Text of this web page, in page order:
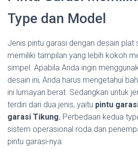
Type dan Model
Jenis pintu garasi dengan desain plat
memiliki tampilan yang lebih kokoh
simpel. Apabila Anda ingin
desain ini, Anda harus mengetahui
ini lumayan berat. Sedangkan untuk
terdiri dari dua jenis, yaitu pintu
garasi Tikung. Perbedaan kedua
sistem operasional roda dan
pintu garasi-nya.